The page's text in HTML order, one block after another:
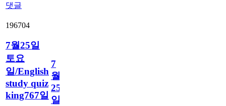
댓글
196704
7월25일
토요
일/English
study quiz
king767일
7
월
25
일